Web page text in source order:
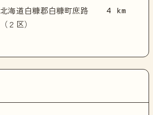
北海道白糠郡白糠町庶路
（２区）
4 km